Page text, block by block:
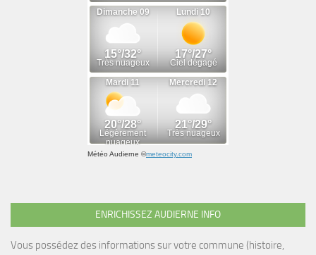
Météo Audierne ©meteocity.com
ENRICHISSEZ AUDIERNE INFO
Vous possédez des informations sur votre commune (histoire,